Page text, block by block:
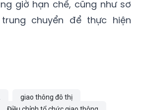
tin tới các công ty lữ
biệt là xe ngoại tỉnh, về
giờ hạn chế, cũng như sơ